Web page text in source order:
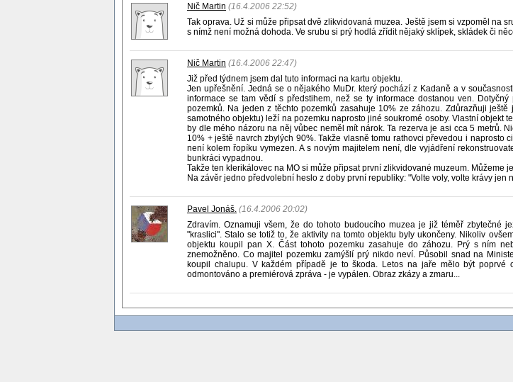
Nič Martin (16.4.2006 22:52)
Tak oprava. Už si může připsat dvě zlikvidovaná muzea. Ještě jsem si vzpoměl na
s nímž není možná dohoda. Ve srubu si prý hodlá zřídit nějaký sklípek, skládek či
Nič Martin (16.4.2006 22:47)
Již před týdnem jsem dal tuto informaci na kartu objektu.
Jen upřešnění. Jedná se o nějakého MuDr. který pochází z Kadaně a v
informace se tam vědí s předstihem, než se ty informace dostanou ven.
pozemků. Na jeden z těchto pozemků zasahuje 10% ze záhozu. Zdůrazňuji
samotného objektu) leží na pozemku naprosto jiné soukromé osoby. Vlastní objekt
by dle mého názoru na něj vůbec neměl mít nárok. Ta rezerva je asi cca 5 metrů.
10% + ještě navrch zbylých 90%. Takže vlasně tomu rathovci převedou i naprosto
není kolem řopíku vymezen. A s novým majitelem není, dle vyjádření
bunkráci vypadnou.
Takže ten klerikálovec na MO si může připsat první zlikvidované muzeum. Můžeme
Na závěr jedno předvolební heslo z doby první republiky: "Volte voly, volte krávy jen
Pavel Jonáš. (16.4.2006 20:02)
Zdravím. Oznamuji všem, že do tohoto budoucího muzea je již téměř zbytečné
"kraslici". Stalo se totiž to, že aktivity na tomto objektu byly ukončeny. Nikoliv
objektu koupil pan X. Část tohoto pozemku zasahuje do záhozu. Prý s ním
znemožněno. Co majitel pozemku zamýšlí prý nikdo neví. Působil snad na
koupil chalupu. V každém případě je to škoda. Letos na jaře mělo být poprvé
odmontováno a premiérová zpráva - je vypálen. Obraz zkázy a zmaru...